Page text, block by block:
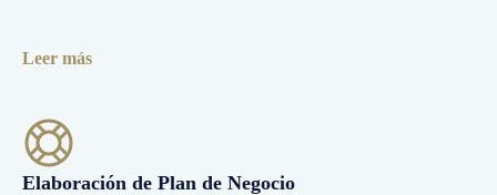
Leer más
Elaboración de Plan de Negocio